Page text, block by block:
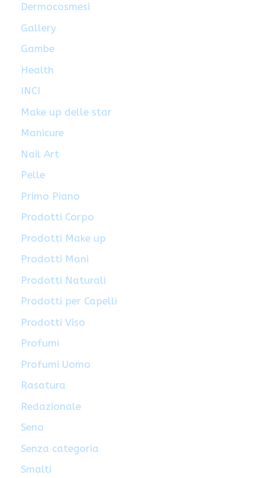
Dermocosmesi
Gallery
Gambe
Health
INCI
Make up delle star
Manicure
Nail Art
Pelle
Primo Piano
Prodotti Corpo
Prodotti Make up
Prodotti Mani
Prodotti Naturali
Prodotti per Capelli
Prodotti Viso
Profumi
Profumi Uomo
Rasatura
Redazionale
Seno
Senza categoria
Smalti